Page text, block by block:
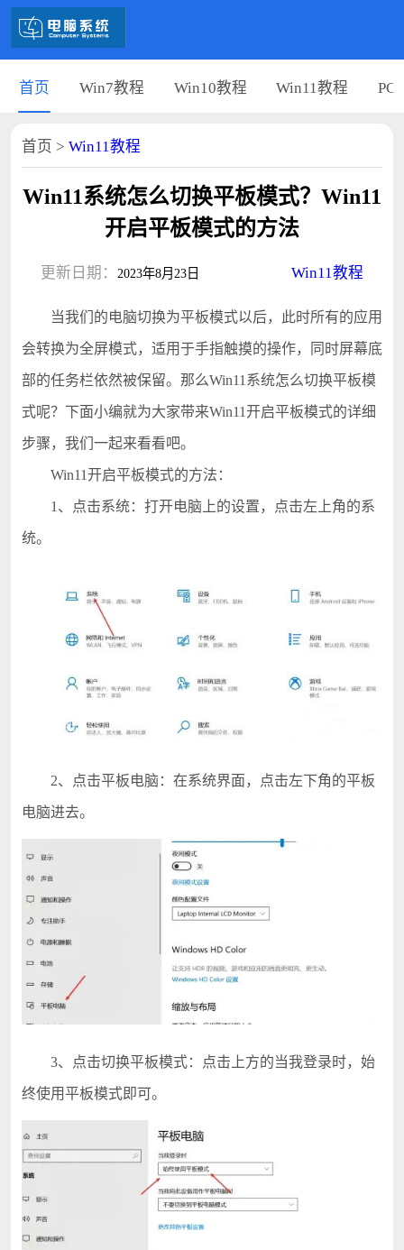
首页 Win7教程 Win10教程 Win11教程 PC
首页 > Win11教程
Win11系统怎么切换平板模式？Win11
开启平板模式的方法
更新日期： 2023年8月23日 Win11教程
当我们的电脑切换为平板模式以后，此时所有的应用
会转换为全屏模式，适用于手指触摸的操作，同时屏幕底
部的任务栏依然被保留。那么Win11系统怎么切换平板模
式呢？下面小编就为大家带来Win11开启平板模式的详细
步骤，我们一起来看看吧。
Win11开启平板模式的方法：
1、点击系统：打开电脑上的设置，点击左上角的系
统。
2、点击平板电脑：在系统界面，点击左下角的平板
电脑进去。
3、点击切换平板模式：点击上方的当我登录时，始
终使用平板模式即可。